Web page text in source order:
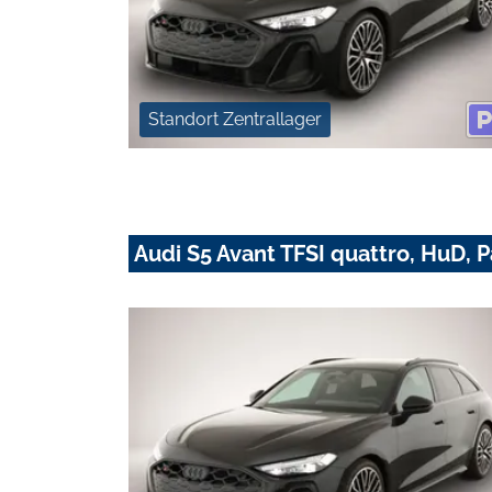
Standort Zentrallager
Audi S5 Avant TFSI quattro, HuD,